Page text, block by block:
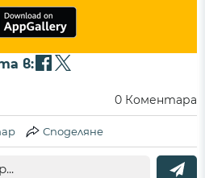
в:
0 Коментара
Споделяне